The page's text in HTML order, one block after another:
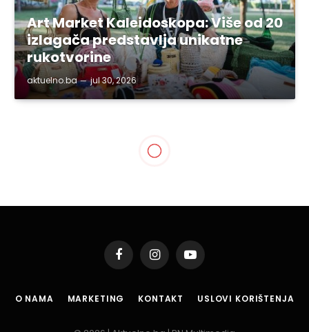
Art Market Kaleidoskopa: Više od 20
izlagača predstavlja unikatne
rukotvorine
aktuelno.ba jul 30, 2026
Predstavljen idejni projekat
pješačko-biciklističke
staze oko jezera Modrac